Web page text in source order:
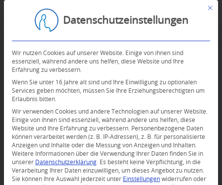
0
KOMMENTARE
Mit
Datenschutzeinstellungen
Wir nutzen Cookies auf unserer Website. Einige von ihnen sind
essenziell, während andere uns helfen, diese Website und Ihre
Erfahrung zu verbessern.
Wenn Sie unter 16 Jahre alt sind und Ihre Einwilligung zu optionalen
Services geben möchten, müssen Sie Ihre Erziehungsberechtigten um
Erlaubnis bitten.
Wir verwenden Cookies und andere Technologien auf unserer Website.
Einige von ihnen sind essenziell, während andere uns helfen, diese
Website und Ihre Erfahrung zu verbessern.
Personenbezogene Daten
können verarbeitet werden (z. B. IP-Adressen), z. B. für personalisierte
Anzeigen und Inhalte oder die Messung von Anzeigen und Inhalten.
Weitere Informationen über die Verwendung Ihrer Daten finden Sie in
unserer Datenschutzerklärung
Es besteht keine Verpflichtung, in die
Verarbeitung Ihrer Daten einzuwilligen, um dieses Angebot zu nutzen.
Sie können Ihre Auswahl jederzeit unter Einstellungen widerrufen oder